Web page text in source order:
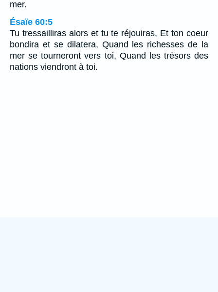
mer.
Ésaïe 60:5
Tu tressailliras alors et tu te réjouiras, Et ton coeur
bondira et se dilatera, Quand les richesses de la
mer se tourneront vers toi, Quand les trésors des
nations viendront à toi.